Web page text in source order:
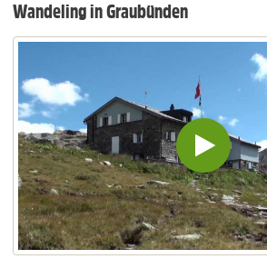
Wandeling in Graubünden
Video
inladen
en
afspelen